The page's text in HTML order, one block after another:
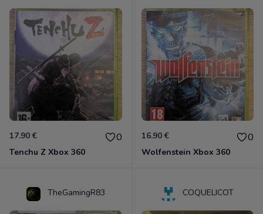
17.90 € 0
Tenchu Z Xbox 360
16.90 € 0
Wolfenstein Xbox 360
TheGamingR83 COQUELICOT